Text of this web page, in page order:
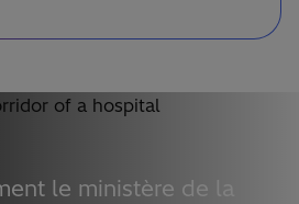
le ministère de la